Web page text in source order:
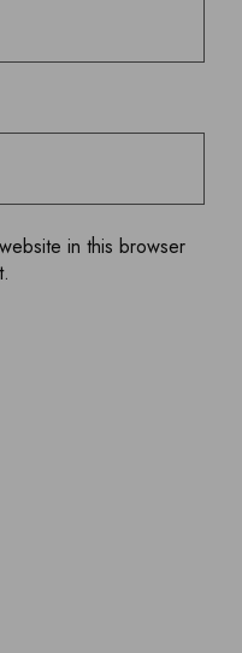
in this browser